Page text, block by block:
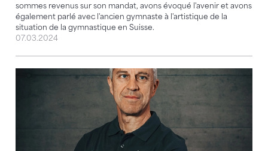
sommes revenus sur son mandat, avons évoqué l'avenir et avons
également parlé avec l'ancien gymnaste à l'artistique de la
situation de la gymnastique en Suisse.
07.03.2024
L'homme des grands événements